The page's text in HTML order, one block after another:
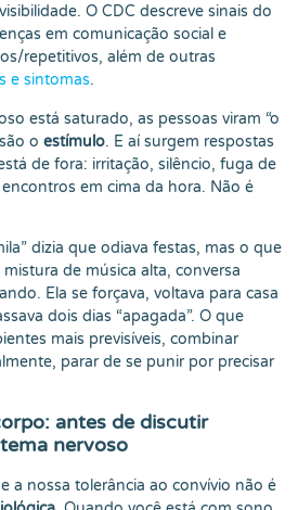
O CDC descreve sinais do
em comunicação social e
repetitivos, além de outras
e sintomas.
está saturado, as pessoas viram “o
o estímulo. E aí surgem respostas
de fora: irritação, silêncio, fuga de
em cima da hora. Não é
dizia que odiava festas, mas o que
de música alta, conversa
Ela se forçava, voltava para casa
dois dias “apagada”. O que
mais previsíveis, combinar
parar de se punir por precisar
antes de discutir
nervoso
a nossa tolerância ao convívio não é